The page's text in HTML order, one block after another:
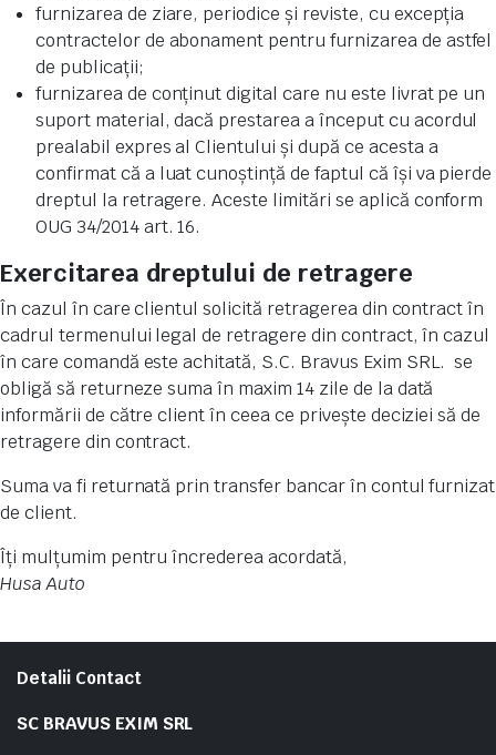
furnizarea de ziare, periodice și reviste, cu excepția
contractelor de abonament pentru furnizarea de astfel
de publicații;
furnizarea de conținut digital care nu este livrat pe un
suport material, dacă prestarea a început cu acordul
prealabil expres al Clientului și după ce acesta a
confirmat că a luat cunoștință de faptul că își va pierde
dreptul la retragere. Aceste limitări se aplică conform
OUG 34/2014 art. 16.
Exercitarea dreptului de retragere
În cazul în care clientul solicită retragerea din contract în
cadrul termenului legal de retragere din contract, în cazul
în care comandă este achitată, S.C. Bravus Exim SRL. se
obligă să returneze suma în maxim 14 zile de la dată
informării de către client în ceea ce privește deciziei să de
retragere din contract.
Suma va fi returnată prin transfer bancar în contul furnizat
de client.
Îți mulțumim pentru încrederea acordată,
Husa Auto
Detalii Contact
SC BRAVUS EXIM SRL